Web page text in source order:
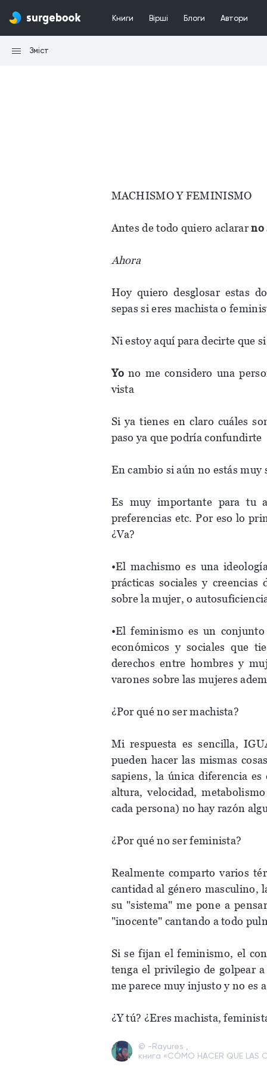
Книги Вірші Блоги Автори
Зміст
MACHISMO Y FEMINISMO
Antes de todo quiero aclararno
Ahora
Hoy quiero desglosar estas
sepas si eres machista o
Ni estoy aquí para decirte que
Yo no me considero una
vista
Si ya tienes en claro cuáles
paso ya que podría confundirte
En cambio si aún no estás muy
Es muy importante para tu
preferencias etc. Por eso lo
¿Va?
•El machismo es una
prácticas sociales y
sobre la mujer, o
•El feminismo es un
económicos y sociales que
derechos entre hombres y
varones sobre las mujeres​
¿Por qué no ser machista?
Mi respuesta es sencilla,
pueden hacer las mismas
sapiens, la única diferencia
altura, velocidad,
cada persona) no hay razón
¿Por qué no ser feminista?
Realmente comparto varios
cantidad al género masculino,
su "sistema" me pone a
"inocente" cantando a todo
Si se fijan el feminismo, el
tenga el privilegio de golpear
me parece muy injusto y no es
¿Y tú? ¿Eres machista,
© -Rayures ,
книга «CÓMO HACER QUE LAS